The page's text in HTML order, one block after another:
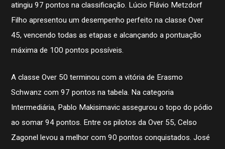
atingiu 97 pontos na classificação. Lúcio Flávio Metzdorf
Filho apresentou um desempenho perfeito na classe Over
45, vencendo todas as etapas e alcançando a pontuação
máxima de 100 pontos possíveis.
A classe Over 50 terminou com a vitória de Erasmo
Schwanz com 97 pontos na tabela. Na categoria
Intermediária, Pablo Makisimavic assegurou o topo do pódio
ao somar 94 pontos. Entre os pilotos da Over 55, Celso
Zagonel levou a melhor com 90 pontos conquistados. José